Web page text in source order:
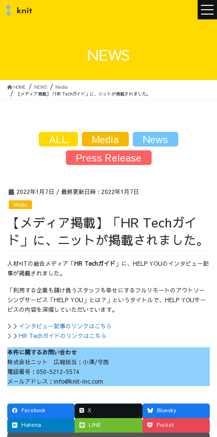
サービス
採用情報
採用情報トップ チームインタビュー01
NEWS
HOME NEWS
Media
【メディア掲載】「HR Techガイド」に、ニットが掲載されました。
2022年1月7日 / 最終更新日時 : 2022年1月7日
Media
【メディア掲載】「HR Techガイ
ド」に、ニットが掲載されました。
人材×ITの総合メディア「HR Techガイド 」に、HELP YOUのインタビュー記
事が掲載されました。
「利用する企業も請け負うスタッフも幸せにするフルリモートのアウトソー
シングサービス「HELP YOU」とは？」というタイトルで、HELP YOUサー
ビスの内容を深堀していただいています。
＞＞ インタビュー記事のリンクはこちら
＞＞ HR Techガイドのリンクはこちら
本件に関するお問い合わせ
株式会社ニット 広報担当：小澤/今西
電話番号：050-5212-5574
メールアドレス：info@knit-inc.com
Facebook X
Bluesky
Hatena
LINE Pocket
ALL Media
News
Press Release